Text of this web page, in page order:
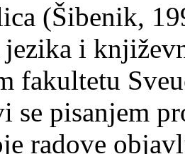
(Šibenik,
jezika i
fakultetu
se pisanjem
radove